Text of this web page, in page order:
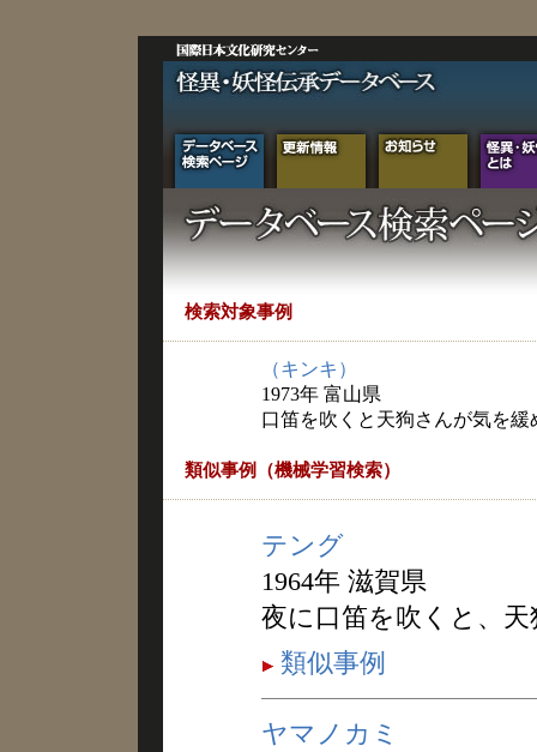
検索対象事例
（キンキ）
1973年 富山県
口笛を吹くと天狗さんが気を
類似事例（機械学習検索）
テング
1964年 滋賀県
夜に口笛を吹くと、
類似事例
ヤマノカミ